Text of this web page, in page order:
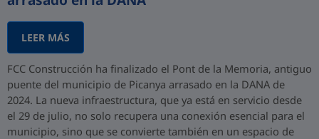
LEER MÁS
FCC Construcción ha finalizado el Pont de la Memoria, antiguo
puente del municipio de Picanya arrasado en la DANA de
2024. La nueva infraestructura, que ya está en servicio desde
el 29 de julio, no solo recupera una conexión esencial para el
municipio, sino que se convierte también en un espacio de